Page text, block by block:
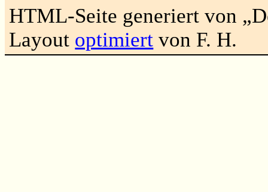
HTML-Seite generiert von
Layout optimiert von F. H.